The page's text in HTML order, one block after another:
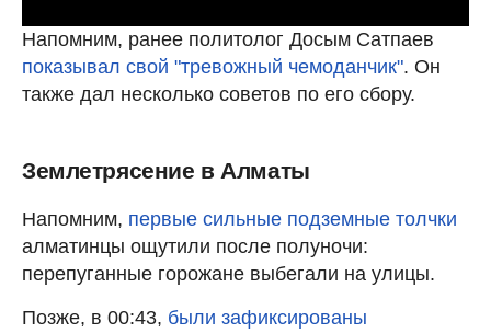
Напомним, ранее политолог Досым Сатпаев
показывал свой "тревожный чемоданчик". Он
также дал несколько советов по его сбору.
Землетрясение в Алматы
Напомним, первые сильные подземные толчки
алматинцы ощутили после полуночи:
перепуганные горожане выбегали на улицы.
Позже, в 00:43, были зафиксированы